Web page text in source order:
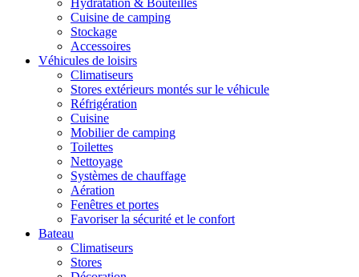
Hydratation & Bouteilles
Cuisine de camping
Stockage
Accessoires
Véhicules de loisirs
Climatiseurs
Stores extérieurs montés sur le véhicule
Réfrigération
Cuisine
Mobilier de camping
Toilettes
Nettoyage
Systèmes de chauffage
Aération
Fenêtres et portes
Favoriser la sécurité et le confort
Bateau
Climatiseurs
Stores